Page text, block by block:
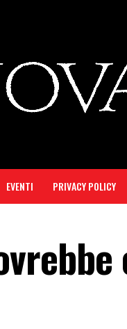
EVENTI PRIVACY POLICY